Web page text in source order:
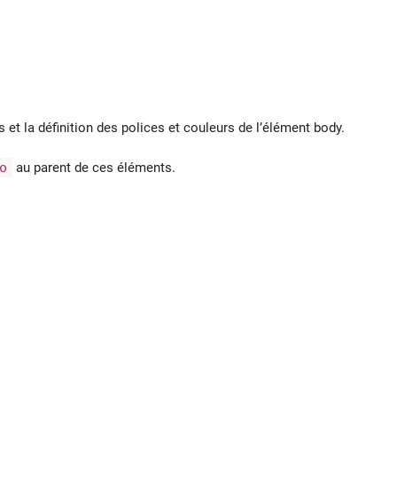
la définition des polices et couleurs de l’élément body.
au parent de ces éléments.